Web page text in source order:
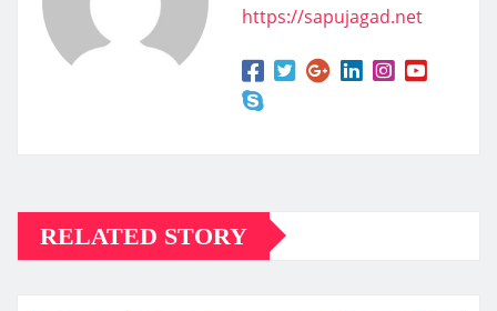
https://sapujagad.net
RELATED STORY